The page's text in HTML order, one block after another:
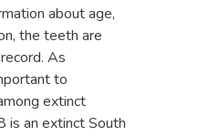
about age,
the teeth are
As
to
extinct
is an extinct South